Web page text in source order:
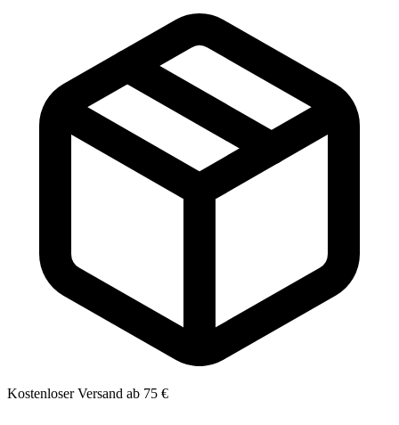
Kostenloser Versand ab 75 €